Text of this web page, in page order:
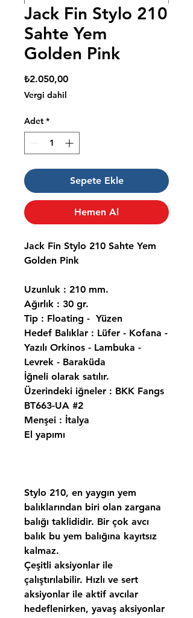
Jack Fin Stylo 210
Sahte Yem
Golden Pink
₺2.050,00Fiyat
Vergi dahil
Adet *
Sepete Ekle
Hemen Al
Jack Fin Stylo 210 Sahte Yem
Golden Pink
Uzunluk : 210 mm.
Ağırlık : 30 gr.
Tip : Floating - Yüzen
Hedef Balıklar : Lüfer - Kofana -
Yazılı Orkinos - Lambuka -
Levrek - Baraküda
İğneli olarak satılır.
Üzerindeki iğneler : BKK Fangs
BT663-UA #2
Menşei : İtalya
El yapımı
Stylo 210, en yaygın yem
balıklarından biri olan zargana
balığı taklididir. Bir çok avcı
balık bu yem balığına kayıtsız
kalmaz.
Çeşitli aksiyonlar ile
çalıştırılabilir. Hızlı ve sert
aksiyonlar ile aktif avcılar
hedeflenirken, yavaş aksiyonlar